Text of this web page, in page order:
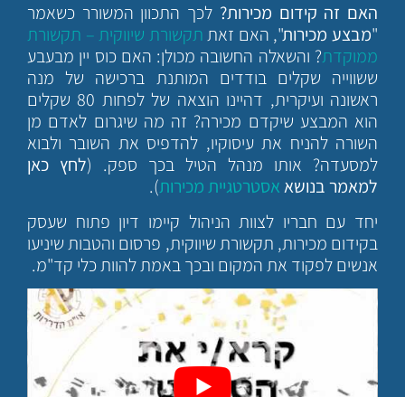
האם זה קידום מכירות? לכך התכוון המשורר כשאמר
"מבצע מכירות", האם זאתתקשורת שיווקית – תקשורת
ממוקדת? והשאלה החשובה מכולן: האם כוס יין מבעבע
ששווייה שקלים בודדים המותנת ברכישה של מנה
ראשונה ועיקרית, דהיינו הוצאה של לפחות 80 שקלים
הוא המבצע שיקדם מכירה? זה מה שיגרום לאדם מן
השורה להניח את עיסוקיו, להדפיס את השובר ולבוא
למסעדה? אותו מנהל הטיל בכך ספק. (לחץ כאן
למאמר בנושאאסטרטגיית מכירות).
יחד עם חבריו לצוות הניהול קיימו דיון פתוח שעסק
בקידום מכירות, תקשורת שיווקית, פרסום והטבות שיניעו
אנשים לפקוד את המקום ובכך באמת להוות כלי קד"מ.